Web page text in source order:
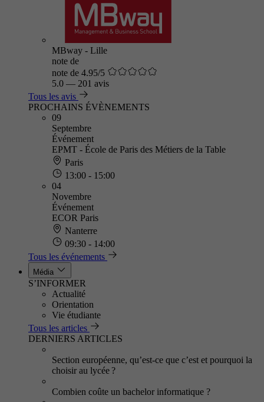
MBway - Lille
note de
note de 4.95/5
5.0 — 201 avis
Tous les avis
PROCHAINS ÉVÈNEMENTS
09
Septembre
Événement
EPMT - École de Paris des Métiers de la Table
Paris
13:00 - 15:00
04
Novembre
Événement
ECOR Paris
Nanterre
09:30 - 14:00
Tous les événements
Média
S’INFORMER
Actualité
Orientation
Vie étudiante
Tous les articles
DERNIERS ARTICLES
Section européenne, qu’est-ce que c’est et pourquoi la
choisir au lycée ?
Combien coûte un bachelor informatique ?